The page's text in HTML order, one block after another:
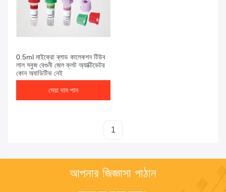
0.5ml মাইক্রো ব্লাড কালেকশন টিউব
লাল সবুজ বেগুনী জেল ক্লট অ্যাক্টিভেটর
কোন অ্যাডিটিভ নেই
সেরা দাম পান
1
আপনার জিজ্ঞাসা পাঠান